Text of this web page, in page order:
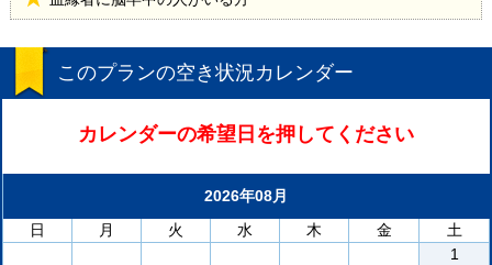
このプランの空き状況カレンダー
カレンダーの希望日を押してください
2026年08月
日
月 火 水 木 金
土
1